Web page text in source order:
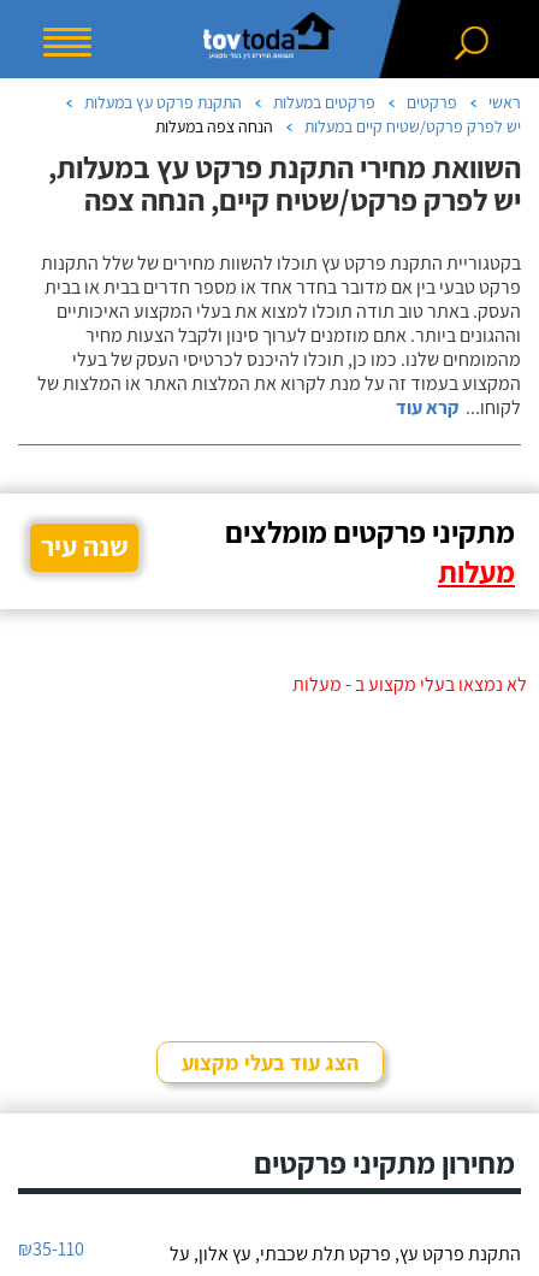
ראשי פרקטים פרקטים במעלות
התקנת פרקט עץ במעלות
יש לפרק פרקט/שטיח קיים במעלות
הנחה צפה במעלות
השוואת מחירי התקנת פרקט עץ במעלות,
יש לפרק פרקט/שטיח קיים, הנחה צפה
בקטגוריית התקנת פרקט עץ תוכלו להשוות מחירים של שלל התקנות
פרקט טבעי בין אם מדובר בחדר אחד או מספר חדרים בבית או בבית
העסק. באתר טוב תודה תוכלו למצוא את בעלי המקצוע האיכותיים
וההגונים ביותר. אתם מוזמנים לערוך סינון ולקבל הצעות מחיר
מהמומחים שלנו. כמו כן, תוכלו להיכנס לכרטיסי העסק של בעלי
המקצוע בעמוד זה על מנת לקרוא את המלצות האתר או המלצות של
לקוחו... קרא עוד
מתקיני פרקטים מומלצים
מעלות
שנה עיר
לא נמצאו בעלי מקצוע ב - מעלות
הצג עוד בעלי מקצוע
מחירון מתקיני פרקטים
התקנת פרקט עץ, פרקט תלת שכבתי, עץ אלון, על
₪35-110